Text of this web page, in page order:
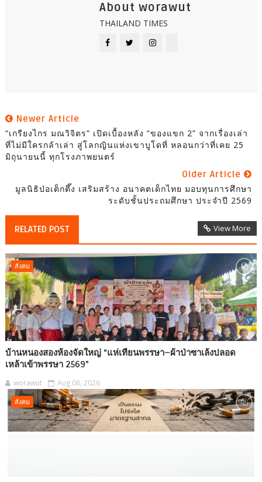
About worawut
THAILAND TIMES
Newer Article
“เกรียงไกร มณวิจิตร” เปิดเบื้องหลัง “ของแขก 2” จากเรื่องเล่า
ที่ไม่มีใครกล้าเล่า สู่โลกญินแห่งเขาบูโดที่ หลอนกว่าที่เคย 25
มิถุนายนนี้ ทุกโรงภาพยนตร์
Older Article
มูลนิธิป่อเต็กตึ๊ง เสริมสร้าง อนาคตเด็กไทย มอบทุนการศึกษา
ระดับชั้นประถมศึกษา ประจำปี 2569
RELATED POST View More
สังคม
บ้านหนองสองห้องจัดใหญ่ “แห่เทียนพรรษา–ผ้าป่าซาเล้งปลอด
เหล้าเข้าพรรษา 2569”
worawut Aug 06, 2026
สังคม